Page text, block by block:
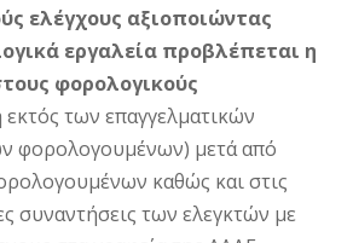
ελέγχους αξιοποιώντας
εργαλεία προβλέπεται η
φορολογικούς
εκτός των επαγγελματικών
φορολογουμένων) μετά από
καθώς και στις
συναντήσεις των ελεγκτών με